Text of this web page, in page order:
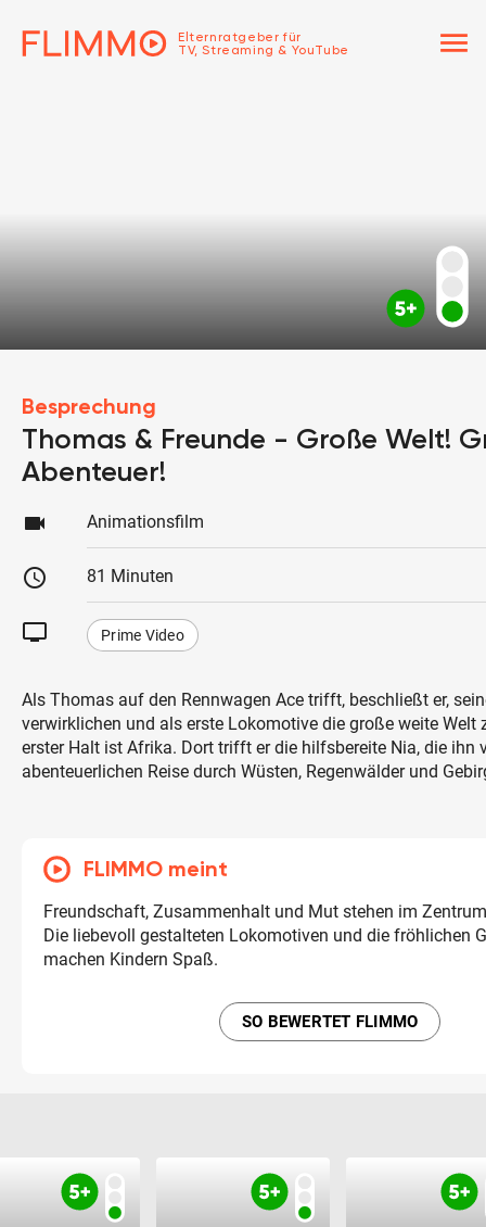
Elternratgeber für
TV, Streaming & YouTube
menu
Besprechung
Thomas & Freunde - Große Welt!
Abenteuer!
videocam Animationsfilm
schedule 81 Minuten
tv Prime Video
Als Thomas auf den Rennwagen Ace trifft, beschließt er,
verwirklichen und als erste Lokomotive die große weite Welt
erster Halt ist Afrika. Dort trifft er die hilfsbereite Nia, die ihn
abenteuerlichen Reise durch Wüsten, Regenwälder und
FLIMMO meint
Freundschaft, Zusammenhalt und Mut stehen im
Die liebevoll gestalteten Lokomotiven und die fröhlichen
machen Kindern Spaß.
SO BEWERTET FLIMMO